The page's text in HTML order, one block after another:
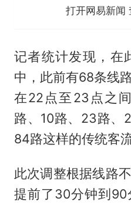
打开网易新闻
记者统计发现，在
中，此前有68条线
在22点至23点之
路、10路、23路、
84路这样的传统客流
此次调整根据线路
提前了30分钟到90